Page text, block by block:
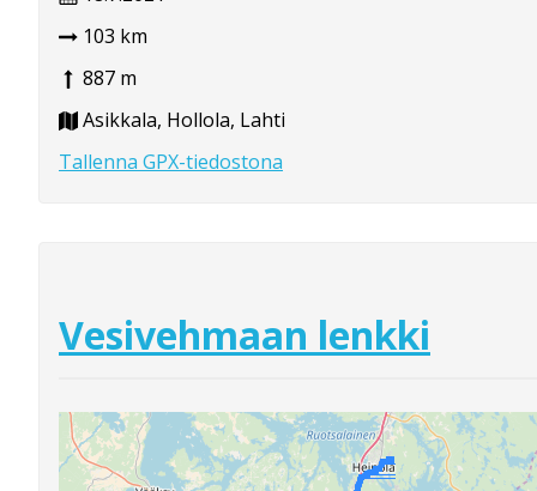
103 km
887 m
Asikkala, Hollola, Lahti
Tallenna GPX-tiedostona
Vesivehmaan lenkki